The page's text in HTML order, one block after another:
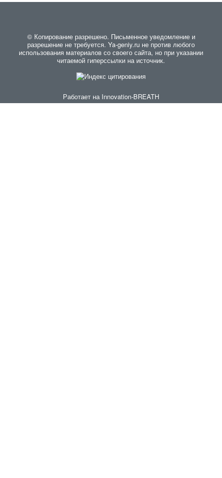
© Копирование разрешено. Письменное уведомление и
разрешение не требуется. Ya-geniy.ru не против любого
использования материалов со своего сайта, но при указании
читаемой гиперссылки на источник.
Работает на Innovation-BREATH